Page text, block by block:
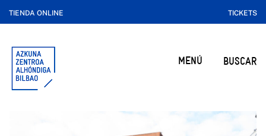
TIENDA ONLINE TICKETS
MENÚ BUSCAR